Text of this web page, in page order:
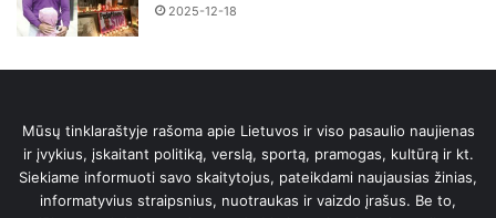
2025-12-18
Mūsų tinklaraštyje rašoma apie Lietuvos ir viso pasaulio naujienas
ir įvykius, įskaitant politiką, verslą, sportą, pramogas, kultūrą ir kt.
Siekiame informuoti savo skaitytojus, pateikdami naujausias žinias,
informatyvius straipsnius, nuotraukas ir vaizdo įrašus. Be to,